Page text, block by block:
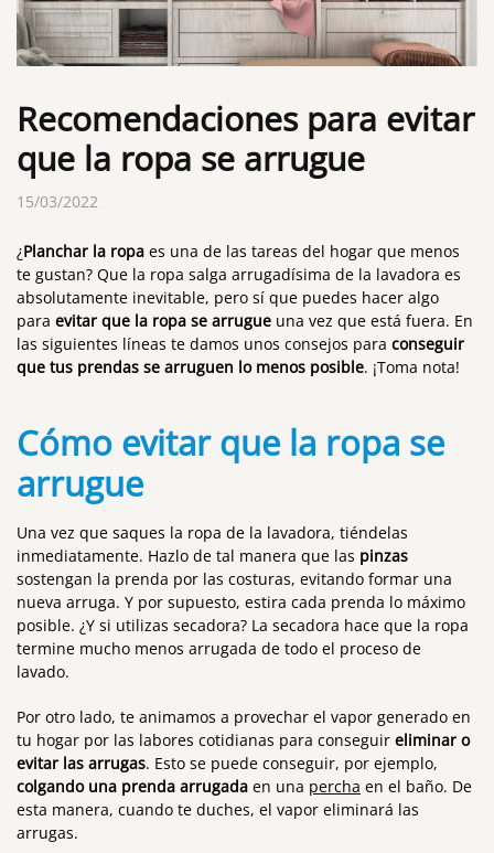
Recomendaciones para evitar
que la ropa se arrugue
15/03/2022
¿Planchar la ropa es una de las tareas del hogar que menos
te gustan? Que la ropa salga arrugadísima de la lavadora es
absolutamente inevitable, pero sí que puedes hacer algo
para evitar que la ropa se arrugue una vez que está fuera. En
las siguientes líneas te damos unos consejos para conseguir
que tus prendas se arruguen lo menos posible. ¡Toma nota!
Cómo evitar que la ropa se
arrugue
Una vez que saques la ropa de la lavadora, tiéndelas
inmediatamente. Hazlo de tal manera que las pinzas
sostengan la prenda por las costuras, evitando formar una
nueva arruga. Y por supuesto, estira cada prenda lo máximo
posible. ¿Y si utilizas secadora? La secadora hace que la ropa
termine mucho menos arrugada de todo el proceso de
lavado.
Por otro lado, te animamos a provechar el vapor generado en
tu hogar por las labores cotidianas para conseguir eliminar o
evitar las arrugas. Esto se puede conseguir, por ejemplo,
colgando una prenda arrugada en una percha en el baño. De
esta manera, cuando te duches, el vapor eliminará las
arrugas.